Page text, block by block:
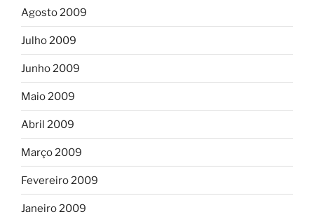
Agosto 2009
Julho 2009
Junho 2009
Maio 2009
Abril 2009
Março 2009
Fevereiro 2009
Janeiro 2009